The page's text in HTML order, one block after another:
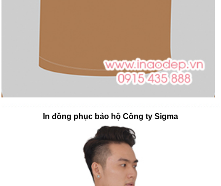
In đồng phục bảo hộ Công ty Sigma